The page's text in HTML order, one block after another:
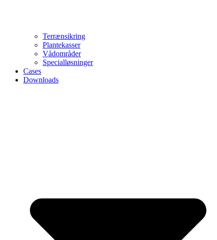
Terrænsikring
Plantekasser
Vådområder
Specialløsninger
Cases
Downloads